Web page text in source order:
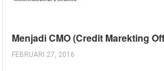
Menjadi CMO (Credit Marekting
FEBRUARI 27, 2016